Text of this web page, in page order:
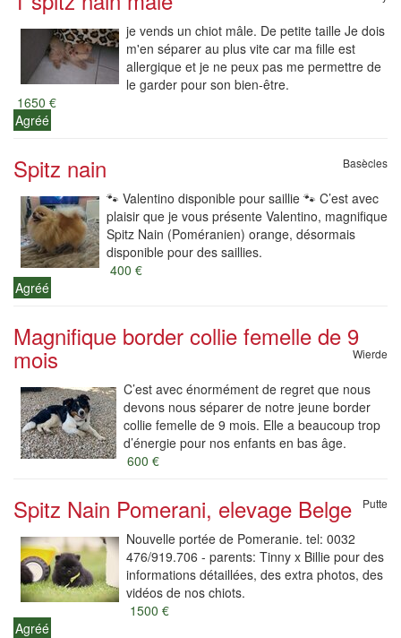
je vends un chiot mâle. De petite taille Je dois
m'en séparer au plus vite car ma fille est
allergique et je ne peux pas me permettre de
le garder pour son bien-être.
1650 €
Agréé
Spitz nain Basècles
🐾 Valentino disponible pour saillie 🐾 C’est avec
plaisir que je vous présente Valentino, magnifique
Spitz Nain (Poméranien) orange, désormais
disponible pour des saillies.
400 €
Agréé
Magnifique border collie femelle de 9
mois Wierde
C’est avec énormément de regret que nous
devons nous séparer de notre jeune border
collie femelle de 9 mois. Elle a beaucoup trop
d’énergie pour nos enfants en bas âge.
600 €
Spitz Nain Pomerani, elevage Belge Putte
Nouvelle portée de Pomeranie. tel: 0032
476/919.706 - parents: Tinny x Billie pour des
informations détaillées, des extra photos, des
vidéos de nos chiots.
1500 €
Agréé